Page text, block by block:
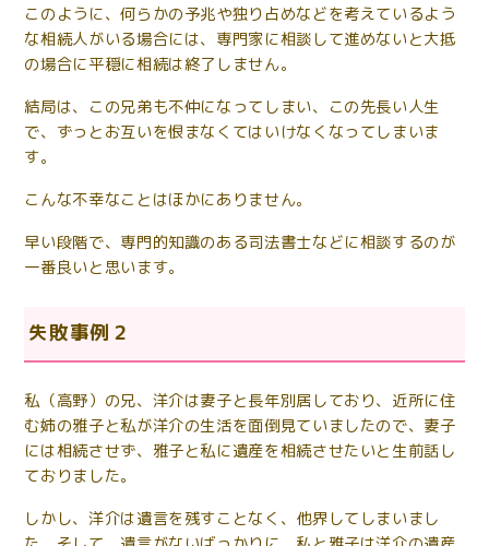
このように、何らかの予兆や独り占めなどを考えているよう
な相続人がいる場合には、専門家に相談して進めないと大抵
の場合に平穏に相続は終了しません。
結局は、この兄弟も不仲になってしまい、この先長い人生
で、ずっとお互いを恨まなくてはいけなくなってしまいま
す。
こんな不幸なことはほかにありません。
早い段階で、専門的知識のある司法書士などに相談するのが
一番良いと思います。
失敗事例２
私（高野）の兄、洋介は妻子と長年別居しており、近所に住
む姉の雅子と私が洋介の生活を面倒見ていましたので、妻子
には相続させず、雅子と私に遺産を相続させたいと生前話し
ておりました。
しかし、洋介は遺言を残すことなく、他界してしまいまし